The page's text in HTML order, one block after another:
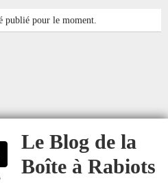
publié pour le moment.
Le Blog de la
Boîte à Rabiots